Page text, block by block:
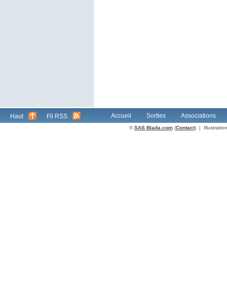
Haut Fil RSS Accueil Sorties Associations
©SAS Blada.com(Contact) |